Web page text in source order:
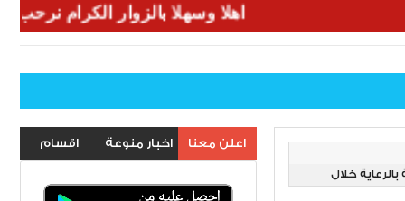
اهلا وسهلا بالزوار الكرام نرحب بكم
خلال
اعلن معنا اخبار منوعة
اقسام